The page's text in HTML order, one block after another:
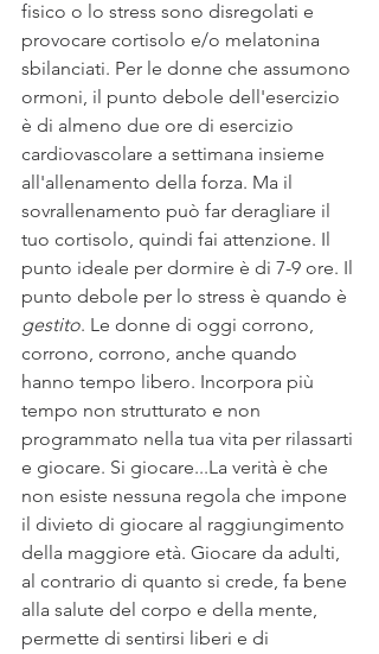
fisico o lo stress sono disregolati e
provocare cortisolo e/o melatonina
sbilanciati. Per le donne che assumono
ormoni, il punto debole dell'esercizio
è di almeno due ore di esercizio
cardiovascolare a settimana insieme
all'allenamento della forza. Ma il
sovrallenamento può far deragliare il
tuo cortisolo, quindi fai attenzione. Il
punto ideale per dormire è di 7-9 ore. Il
punto debole per lo stress è quando è
gestito. Le donne di oggi corrono,
corrono, corrono, anche quando
hanno tempo libero. Incorpora più
tempo non strutturato e non
programmato nella tua vita per rilassarti
e giocare. Si giocare...La verità è che
non esiste nessuna regola che impone
il divieto di giocare al raggiungimento
della maggiore età. Giocare da adulti,
al contrario di quanto si crede, fa bene
alla salute del corpo e della mente,
permette di sentirsi liberi e di